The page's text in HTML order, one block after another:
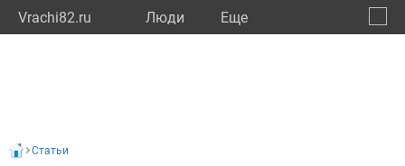
Vrachi82.ru Люди Eще
Статьи